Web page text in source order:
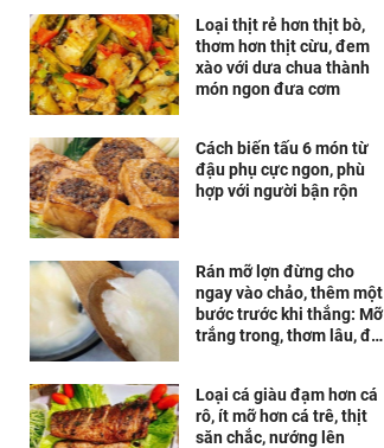
Loại thịt rẻ hơn thịt bò,
thơm hơn thịt cừu, đem
xào với dưa chua thành
món ngon đưa cơm
Cách biến tấu 6 món từ
đậu phụ cực ngon, phù
hợp với người bận rộn
Rán mỡ lợn đừng cho
ngay vào chảo, thêm một
bước trước khi thắng: Mỡ
trắng trong, thơm lâu, để
Loại cá giàu đạm hơn cá
rô, ít mỡ hơn cá trê, thịt
săn chắc, nướng lên